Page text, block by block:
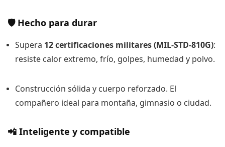
🛡️ Hecho para durar
Supera 12 certificaciones militares (MIL-STD-810G):
resiste calor extremo, frío, golpes, humedad y polvo.
Construcción sólida y cuerpo reforzado. El
compañero ideal para montaña, gimnasio o ciudad.
📲 Inteligente y compatible